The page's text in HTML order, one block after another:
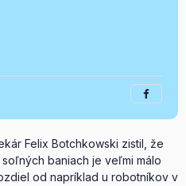
Felix Botchkowski zistil, že
baniach je veľmi málo
od napríklad u robotníkov v